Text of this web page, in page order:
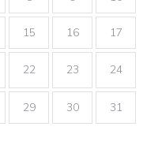
15 16 17
22 23 24
29 30 31